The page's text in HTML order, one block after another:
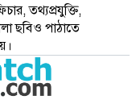
তথ্যপ্রযুক্তি,
ছবিও পাঠাতে